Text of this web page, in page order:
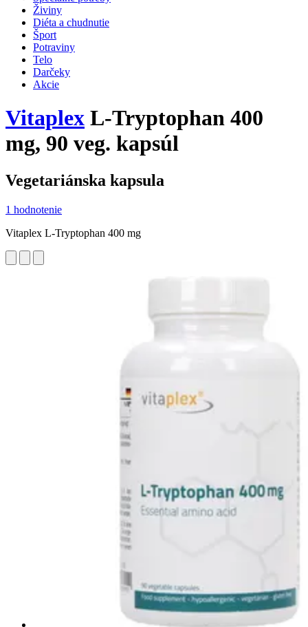
Živiny
Diéta a chudnutie
Šport
Potraviny
Telo
Darčeky
Akcie
Vitaplex L-Tryptophan 400
mg, 90 veg. kapsúl
Vegetariánska kapsula
1 hodnotenie
Vitaplex L-Tryptophan 400 mg